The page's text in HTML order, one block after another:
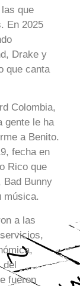
que
En 2025
Drake y
que canta
Colombia,
gente le ha
a Benito.
fecha en
Rico que
Bad Bunny
música.
a las
del
fueron